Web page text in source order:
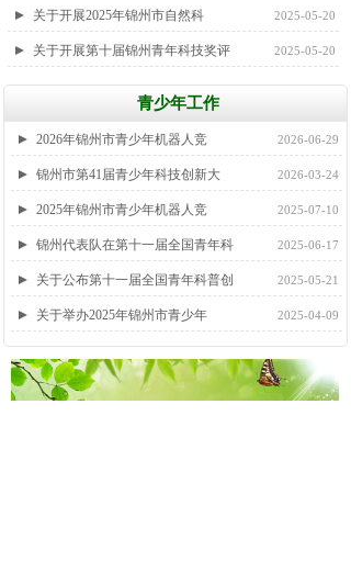
关于开展2025年锦州市自然科 2025-05-20
关于开展第十届锦州青年科技奖评 2025-05-20
2026年锦州市青少年机器人竞 2026-06-29
锦州市第41届青少年科技创新大 2026-03-24
2025年锦州市青少年机器人竞 2025-07-10
锦州代表队在第十一届全国青年科 2025-06-17
关于公布第十一届全国青年科普创 2025-05-21
关于举办2025年锦州市青少年 2025-04-09
青少年工作
更多>>